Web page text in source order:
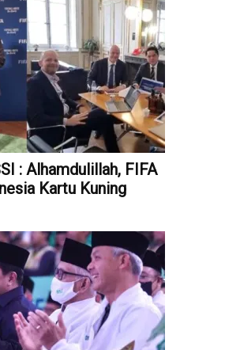
: Alhamdulillah, FIFA
Kartu Kuning